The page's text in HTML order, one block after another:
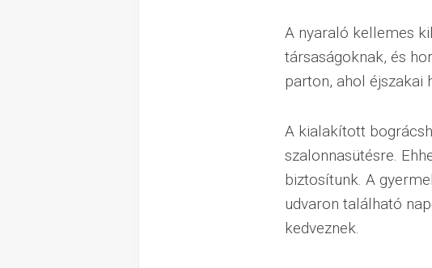
A nyaraló kellemes
társaságoknak, és
parton, ahol éjszakai
A kialakított
szalonnasütésre.
biztosítunk. A
udvaron található
kedveznek.